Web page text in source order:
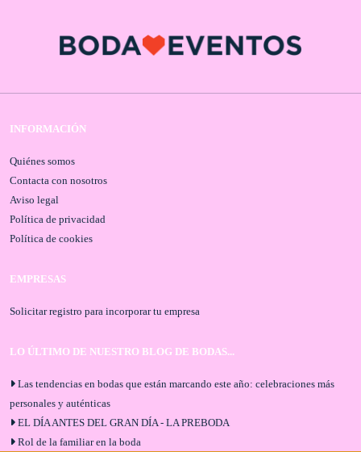
INFORMACIÓN
Quiénes somos
Contacta con nosotros
Aviso legal
Política de privacidad
Política de cookies
EMPRESAS
Solicitar registro para incorporar tu empresa
LO ÚLTIMO DE NUESTRO BLOG DE BODAS...
Las tendencias en bodas que están marcando este año: celebraciones más
personales y auténticas
EL DÍA ANTES DEL GRAN DÍA - LA PREBODA
Rol de la familiar en la boda